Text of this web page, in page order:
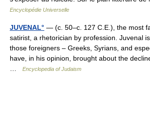
Encyclopédie Universelle
JUVENAL° — (c. 50–c. 127 C.E.), the most
satirist, a rhetorician by profession. Juvenal
those foreigners – Greeks, Syrians, and
have, in his opinion, brought about the
Encyclopedia of Judaism